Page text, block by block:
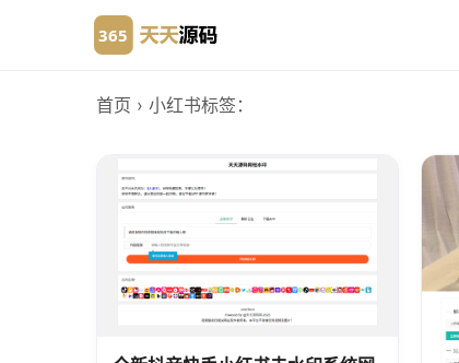
首页 › 小红书标签：